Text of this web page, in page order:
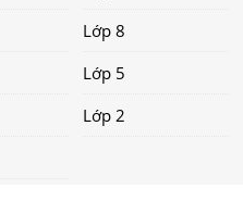
Lớp 8
Lớp 5
Lớp 2